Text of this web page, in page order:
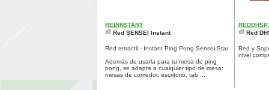
REDINSTANT
Red SENSEI Instant
Red retractil - Instant Ping Pong Sensei Star
Además de usarla para tu mesa de ping
pong, se adapta a cualquier tipo de mesa:
mesas de comedor, escritorio, tab ...
Red
Red y
nivel